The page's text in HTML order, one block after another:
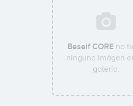
Beseif CORE no
ninguna imágen
galería.